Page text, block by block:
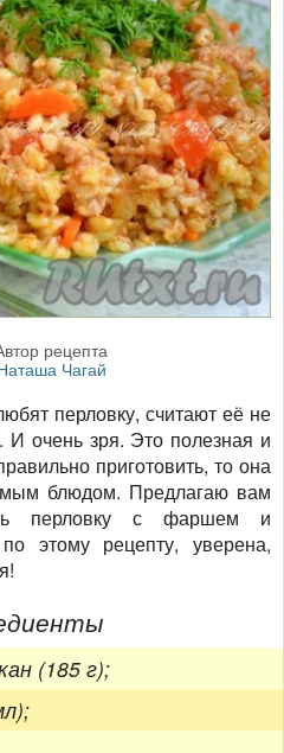
рецепта
Чагай
перловку, считают её не
И очень зря. Это полезная и
приготовить, то она
блюдом. Предлагаю вам
перловку с фаршем и
этому рецепту, уверена,
(185 г);